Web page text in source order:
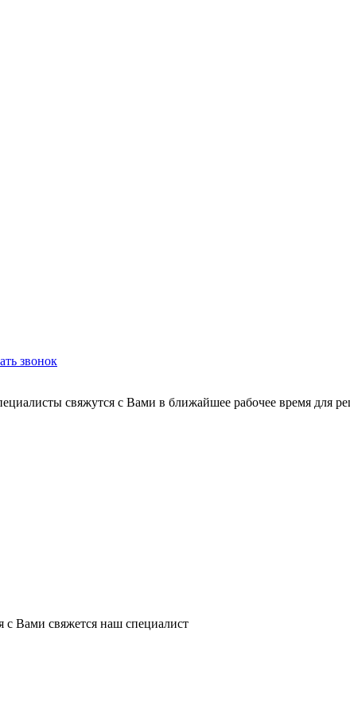
звонок
свяжутся с Вами в ближайшее рабочее время для
Вами свяжется наш специалист